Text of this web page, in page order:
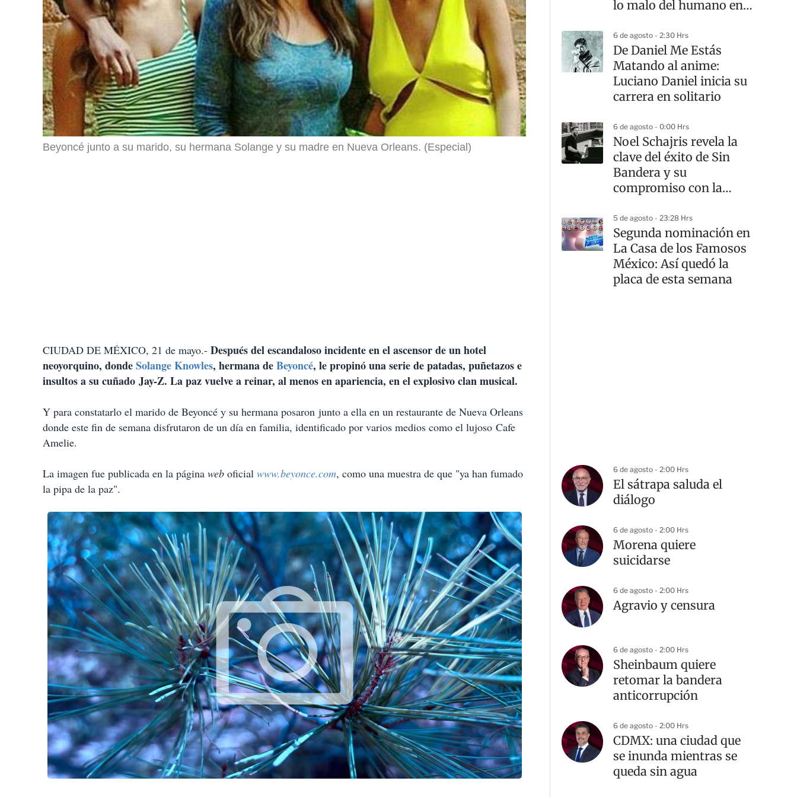
Beyoncé junto a su marido, su hermana Solange y su madre en Nueva Orleans. (Especial)
CIUDAD DE MÉXICO, 21 de mayo.- Después del escandaloso incidente en el ascensor de un hotel
neoyorquino, dondeSolange Knowles, hermana deBeyoncé, le propinó una serie de patadas, puñetazos e
insultos a su cuñado Jay-Z. La paz vuelve a reinar, al menos en apariencia, en el explosivo clan musical.
Y para constatarlo el marido de Beyoncé y su hermana posaron junto a ella en un restaurante de Nueva Orleans
donde este fin de semana disfrutaron de un día en familia, identificado por varios medios como el lujoso Cafe
Amelie.
La imagen fue publicada en la página web oficial www.beyonce.com, como una muestra de que "ya han fumado
la pipa de la paz".
lo malo del humano en
6 de agosto - 2:30 Hrs
De Daniel Me Estás
Matando al anime:
Luciano Daniel inicia su
carrera en solitario
6 de agosto - 0:00 Hrs
Noel Schajris revela la
clave del éxito de Sin
Bandera y su
compromiso con la
5 de agosto - 23:28 Hrs
Segunda nominación en
La Casa de los Famosos
México: Así quedó la
placa de esta semana
6 de agosto - 2:00 Hrs
El sátrapa saluda el
diálogo
6 de agosto - 2:00 Hrs
Morena quiere
suicidarse
6 de agosto - 2:00 Hrs
Agravio y censura
6 de agosto - 2:00 Hrs
Sheinbaum quiere
retomar la bandera
anticorrupción
6 de agosto - 2:00 Hrs
CDMX: una ciudad que
se inunda mientras se
queda sin agua